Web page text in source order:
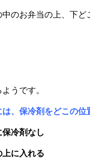
のお弁当の上、下
うです。
は、保冷剤をどこの
保冷剤なし
上に入れる